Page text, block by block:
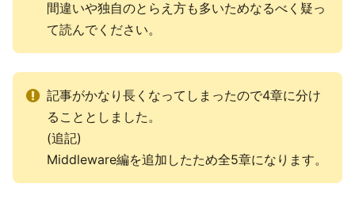
間違いや独自のとらえ方も多いためなるべく疑っ
て読んでください。
記事がかなり長くなってしまったので4章に分け
ることとしました。
(追記)
Middleware編を追加したため全5章になります。